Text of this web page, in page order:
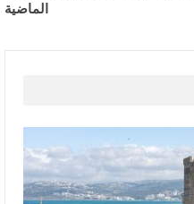
الماضية